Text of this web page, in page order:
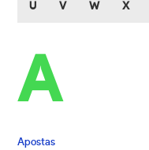
U V W X
A
Apostas